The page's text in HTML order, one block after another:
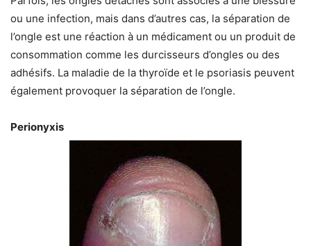
ou une infection, mais dans d’autres cas, la séparation de
l’ongle est une réaction à un médicament ou un produit de
consommation comme les durcisseurs d’ongles ou des
adhésifs. La maladie de la thyroïde et le psoriasis peuvent
également provoquer la séparation de l’ongle.
Perionyxis